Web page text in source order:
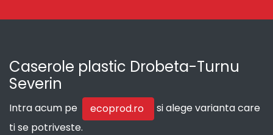
Caserole plastic Drobeta-Turnu
Severin
Intra acum pe ecoprod.ro
si alege varianta care
ti se potriveste.